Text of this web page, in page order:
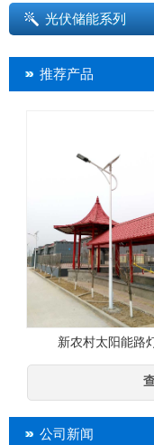
光伏储能系列
推荐产品
新农村太阳能路
公司新闻